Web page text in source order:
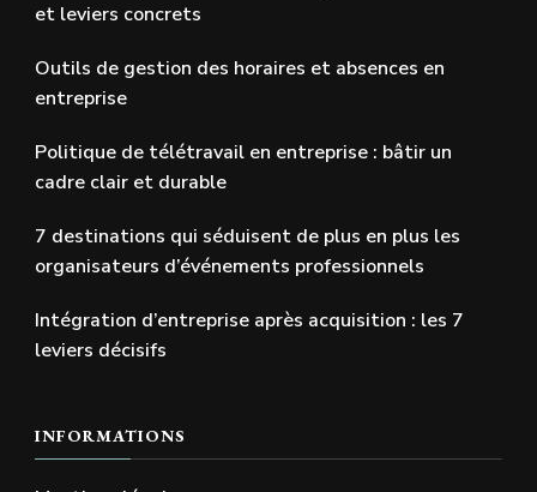
et leviers concrets
Outils de gestion des horaires et absences en
entreprise
Politique de télétravail en entreprise : bâtir un
cadre clair et durable
7 destinations qui séduisent de plus en plus les
organisateurs d’événements professionnels
Intégration d’entreprise après acquisition : les 7
leviers décisifs
INFORMATIONS